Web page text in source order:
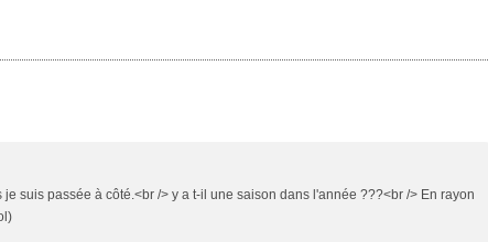
suis passée à côté.<br /> y a t-il une saison dans l'année ???<br /> En rayon